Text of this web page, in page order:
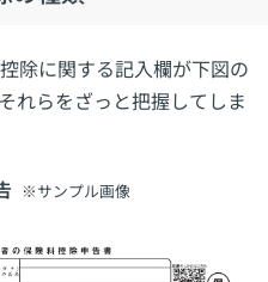
方
申告書の説明通り！
除に関する記入欄が下図の
れらをざっと把握してしま
※サンプル画像